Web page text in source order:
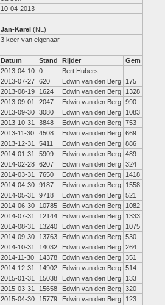
10-04-2013
Jan-Karel (NL)
3 keer van eigenaar
Datum Stand Rijder
Gem
2013-04-10 0 Bert Hubers
-
2013-07-27 620 Edwin van den Berg
175
2013-08-19
1624 Edwin van den Berg
1328
2013-09-01
2047 Edwin van den Berg 990
2013-09-30 3080 Edwin van den Berg
1083
2013-10-31
3848 Edwin van den Berg 753
2013-11-30
4508 Edwin van den Berg 669
2013-12-31
5411 Edwin van den Berg 886
2014-01-31
5909 Edwin van den Berg 489
2014-02-28 6207 Edwin van den Berg 324
2014-03-31
7650 Edwin van den Berg
1418
2014-04-30 9187 Edwin van den Berg
1558
2014-05-31
9718 Edwin van den Berg 521
2014-06-30
10785 Edwin van den Berg
1082
2014-07-31
12144 Edwin van den Berg
1333
2014-08-31
13240 Edwin van den Berg
1075
2014-09-30
13763 Edwin van den Berg 530
2014-10-31
14032 Edwin van den Berg 264
2014-11-30
14378 Edwin van den Berg 351
2014-12-31
14902 Edwin van den Berg 514
2015-01-31
15038 Edwin van den Berg
133
2015-03-31
15658 Edwin van den Berg 320
2015-04-30
15779 Edwin van den Berg
123